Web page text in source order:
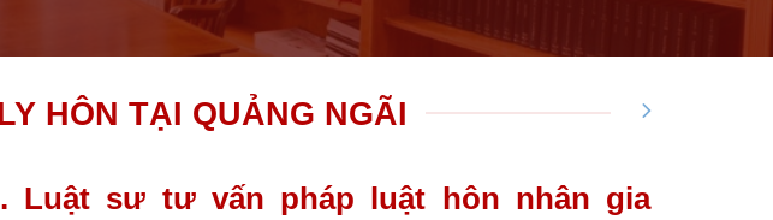
HÔN TẠI QUẢNG NGÃI
Luật sư tư vấn pháp luật hôn nhân gia